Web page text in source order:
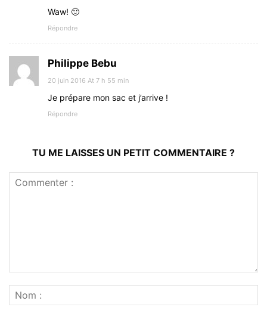
Waw! 🙂
Répondre
Philippe Bebu
20 juin 2016 At 7 h 55 min
Je prépare mon sac et j’arrive !
Répondre
TU ME LAISSES UN PETIT COMMENTAIRE ?